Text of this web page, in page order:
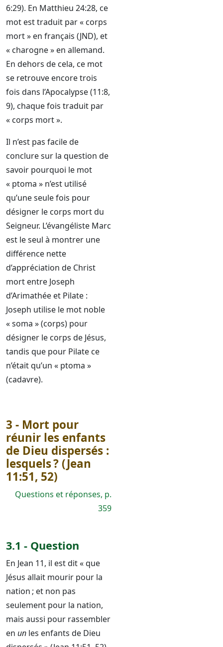
6:29). En Matthieu 24:28, ce
mot est traduit par « corps
mort » en français (JND), et
« charogne » en allemand.
En dehors de cela, ce mot
se retrouve encore trois
fois dans l’Apocalypse (11:8,
9), chaque fois traduit par
« corps mort ».
Il n’est pas facile de
conclure sur la question de
savoir pourquoi le mot
« ptoma » n’est utilisé
qu’une seule fois pour
désigner le corps mort du
Seigneur. L’évangéliste Marc
est le seul à montrer une
différence nette
d’appréciation de Christ
mort entre Joseph
d’Arimathée et Pilate :
Joseph utilise le mot noble
« soma » (corps) pour
désigner le corps de Jésus,
tandis que pour Pilate ce
n’était qu’un « ptoma »
(cadavre).
3 - Mort pour
réunir les enfants
de Dieu dispersés :
lesquels ? (Jean
11:51, 52)
Questions et réponses, p.
359
3.1 - Question
En Jean 11, il est dit « que
Jésus allait mourir pour la
nation ; et non pas
seulement pour la nation,
mais aussi pour rassembler
en un les enfants de Dieu